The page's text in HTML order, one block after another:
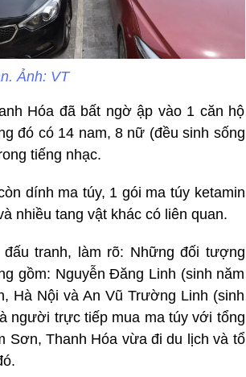
Ảnh: VT
Hóa đã bất ngờ ập vào 1 căn hộ
đó có 14 nam, 8 nữ (đều sinh sống
tiếng nhạc.
dính ma túy, 1 gói ma túy ketamin
nhiều tang vật khác có liên quan.
tranh, làm rõ: Những đối tượng
gồm: Nguyễn Đăng Linh (sinh năm
Hà Nội và An Vũ Trường Linh (sinh
người trực tiếp mua ma túy với tổng
Sơn, Thanh Hóa vừa đi du lịch và tổ